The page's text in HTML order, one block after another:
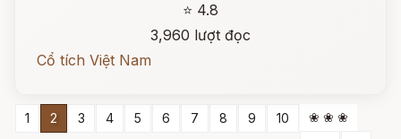
⭐ 4.8
3,960 lượt đọc
Cổ tích Việt Nam
1 2 3 4 5 6 7 8 9 10
❀ ❀ ❀